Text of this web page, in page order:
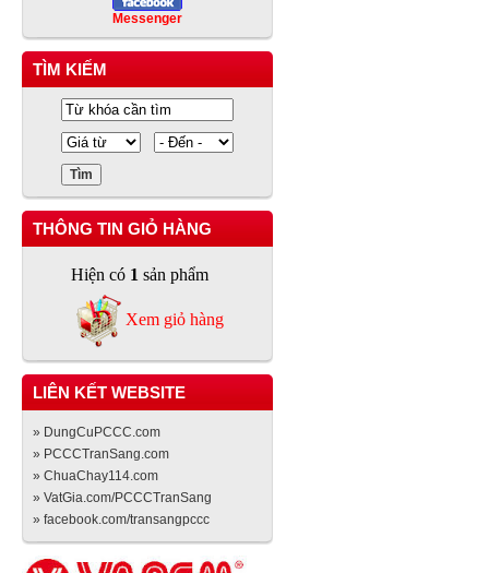
Messenger
TÌM KIẾM
THÔNG TIN GIỎ HÀNG
Hiện có 1 sản phẩm
Xem giỏ hàng
LIÊN KẾT WEBSITE
» DungCuPCCC.com
» PCCCTranSang.com
» ChuaChay114.com
» VatGia.com/PCCCTranSang
» facebook.com/transangpccc